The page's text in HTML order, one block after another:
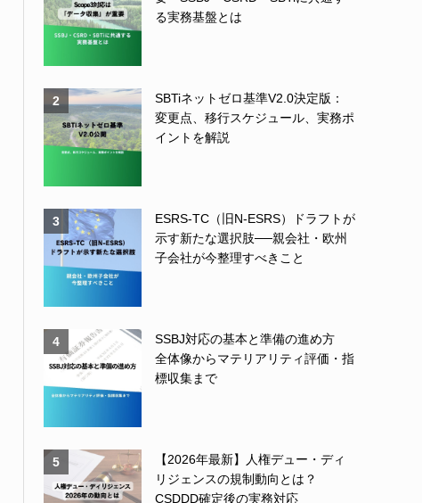
る実務基盤とは
2
SBTiネットゼロ基準V2.0決定版：
変更点、移行スケジュール、実務ポ
イントを解説
3
ESRS-TC（旧N-ESRS）ドラフトが
示す新たな選択肢──親会社・欧州
子会社が今整理すべきこと
4
SSBJ対応の基本と準備の進め方
全体像からマテリアリティ評価・指
標収集まで
5
【2026年最新】人権デュー・ディ
リジェンスの規制動向とは？
CSDDD確定後の実務対応